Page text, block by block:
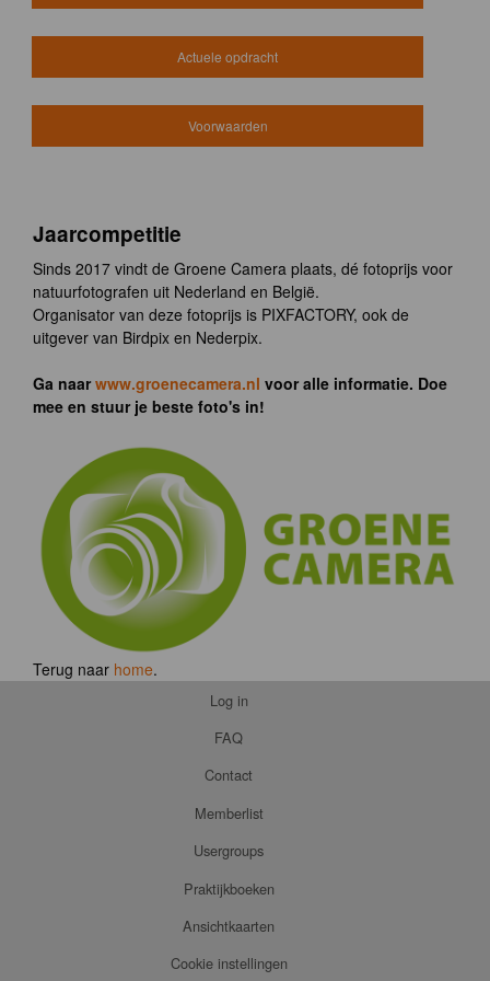
Actuele opdracht
Voorwaarden
Jaarcompetitie
Sinds 2017 vindt de Groene Camera plaats, dé fotoprijs voor
natuurfotografen uit Nederland en België.
Organisator van deze fotoprijs is PIXFACTORY, ook de
uitgever van Birdpix en Nederpix.
Ga naarwww.groenecamera.nl voor alle informatie. Doe
mee en stuur je beste foto's in!
Terug naar home.
Log in
FAQ
Contact
Memberlist
Usergroups
Praktijkboeken
Ansichtkaarten
Cookie instellingen